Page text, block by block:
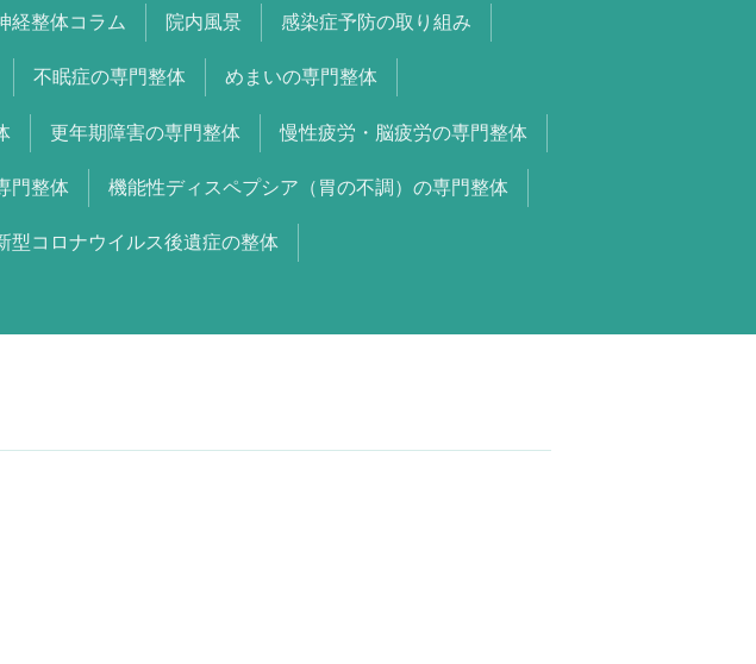
経整体コラム 院内風景 感染症予防の取り組み
不眠症の専門整体 めまいの専門整体
更年期障害の専門整体 慢性疲労・脳疲労の専門整体
門整体 機能性ディスペプシア（胃の不調）の専門整体
型コロナウイルス後遺症の整体